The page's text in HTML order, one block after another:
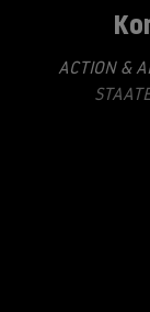
ACTION &